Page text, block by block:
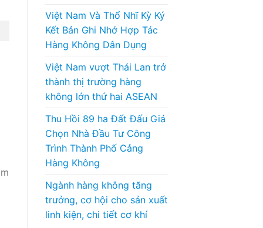
Việt Nam Và Thổ Nhĩ Kỳ Ký
Kết Bản Ghi Nhớ Hợp Tác
Hàng Không Dân Dụng
Việt Nam vượt Thái Lan trở
thành thị trường hàng
không lớn thứ hai ASEAN
Thu Hồi 89 ha Đất Đấu Giá
Chọn Nhà Đầu Tư Công
Trình Thành Phố Cảng
Hàng Không
Ngành hàng không tăng
trưởng, cơ hội cho sản xuất
linh kiện, chi tiết cơ khí